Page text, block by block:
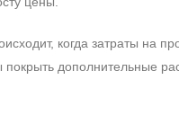
когда затраты на
дополнительные